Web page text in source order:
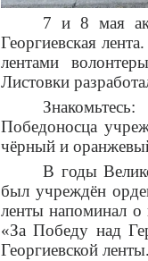
7 и 8 мая
Георгиевская
лентами
Листовки
Победоносца
чёрный и
В годы
был учреждён
ленты напоминал о
«За Победу над
Георгиевской ленты.